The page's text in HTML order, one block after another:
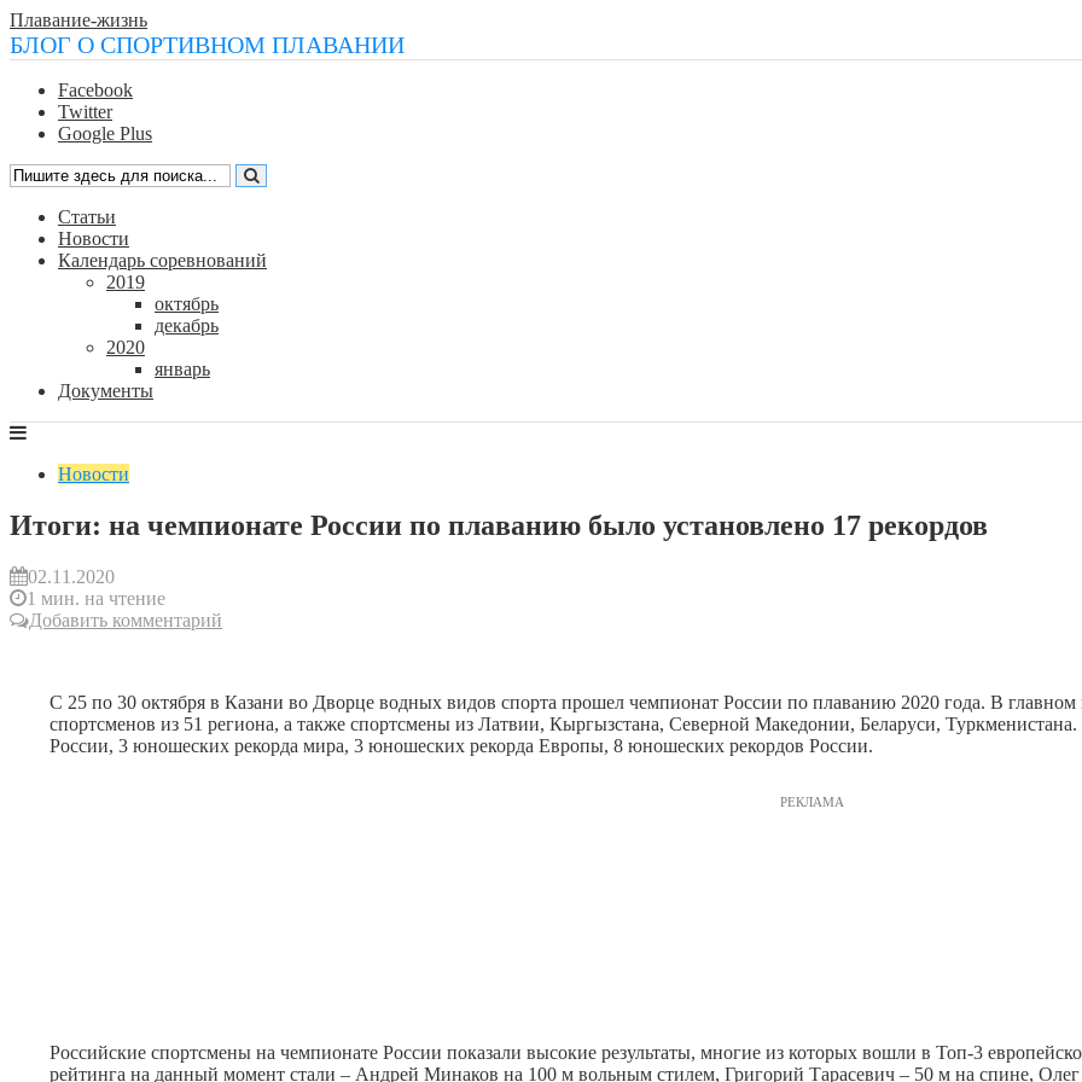
Плавание-жизнь
БЛОГ О СПОРТИВНОМ ПЛАВАНИИ
Facebook
Twitter
Google Plus
Статьи
Новости
Календарь соревнований
2019
октябрь
декабрь
2020
январь
Документы
Новости
Итоги: на чемпионате России по плаванию было установлено 17 рекордов
02.11.2020
1 мин. на чтение
Добавить комментарий
С 25 по 30 октября в Казани во Дворце водных видов спорта прошел чемпионат России по плаванию 2020 года. В главном
спортсменов из 51 региона, а также спортсмены из Латвии, Кыргызстана, Северной Македонии, Беларуси,
России, 3 юношеских рекорда мира, 3 юношеских рекорда Европы, 8 юношеских рекордов России.
РЕКЛАМА
Российские спортсмены на чемпионате России показали высокие результаты, многие из которых вошли в Топ-3
рейтинга на данный момент стали – Андрей Минаков на 100 м вольным стилем, Григорий Тарасевич – 50 м на спине,